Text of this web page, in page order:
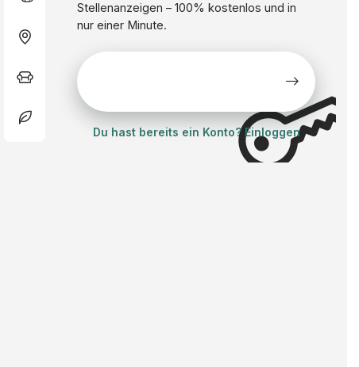
Stellenanzeigen – 100% kostenlos und in
nur einer Minute.
Du hast bereits ein Konto? Einloggen